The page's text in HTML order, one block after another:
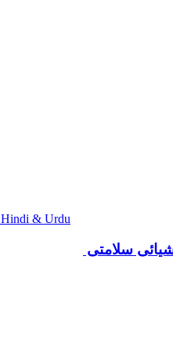
Hindi & Urdu
سلامتی